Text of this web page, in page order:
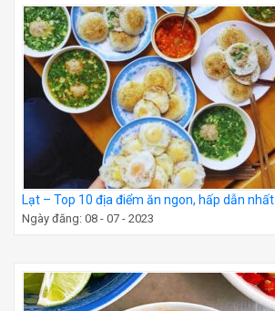
Lạt – Top 10 địa điểm ăn ngon, hấp dẫn nhất
Ngày đăng: 08 - 07 - 2023